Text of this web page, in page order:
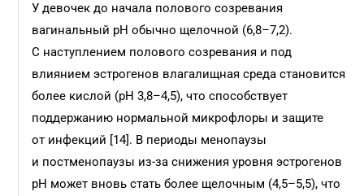
У девочек до начала полового созревания
вагинальный pH обычно щелочной (6,8–7,2).
С наступлением полового созре­вания и под
влиянием эстрогенов влагалищная среда становится
более кислой (pH 3,8–4,5), что способствует
поддержанию нормальной микрофлоры и защите
от инфекций [14]. В периоды менопаузы
и постменопаузы из-за снижения уровня эстрогенов
pH может вновь стать более щелочным (4,5–5,5), что